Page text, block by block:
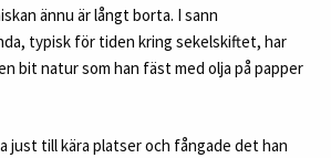
ännu är långt borta. I sann
typisk för tiden kring sekelskiftet, har
bit natur som han fäst med olja på papper
just till kära platser och fångade det han